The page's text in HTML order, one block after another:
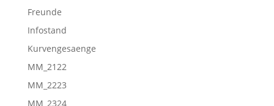
Freunde
Infostand
Kurvengesaenge
MM_2122
MM_2223
MM_2324